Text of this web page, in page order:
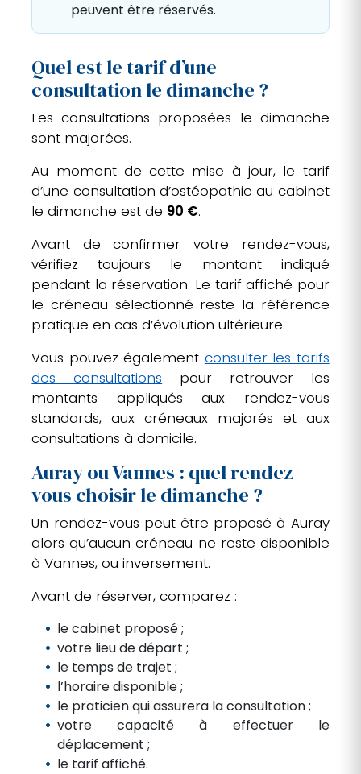
peuvent être réservés.
Quel est le tarif d’une
consultation le dimanche ?
Les consultations proposées le dimanche
sont majorées.
Au moment de cette mise à jour, le tarif
d’une consultation d’ostéopathie au cabinet
le dimanche est de 90 €.
Avant de confirmer votre rendez-vous,
vérifiez toujours le montant indiqué
pendant la réservation. Le tarif affiché pour
le créneau sélectionné reste la référence
pratique en cas d’évolution ultérieure.
Vous pouvez également consulter les tarifs
des consultations pour retrouver les
montants appliqués aux rendez-vous
standards, aux créneaux majorés et aux
consultations à domicile.
Auray ou Vannes : quel rendez-
vous choisir le dimanche ?
Un rendez-vous peut être proposé à Auray
alors qu’aucun créneau ne reste disponible
à Vannes, ou inversement.
Avant de réserver, comparez :
le cabinet proposé ;
votre lieu de départ ;
le temps de trajet ;
l’horaire disponible ;
le praticien qui assurera la consultation ;
votre capacité à effectuer le
déplacement ;
le tarif affiché.